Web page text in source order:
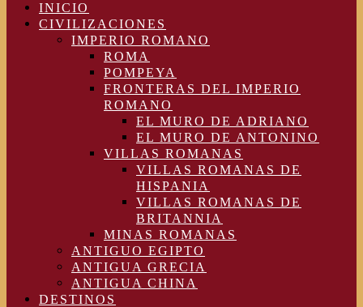
INICIO
CIVILIZACIONES
IMPERIO ROMANO
ROMA
POMPEYA
FRONTERAS DEL IMPERIO
ROMANO
EL MURO DE ADRIANO
EL MURO DE ANTONINO
VILLAS ROMANAS
VILLAS ROMANAS DE
HISPANIA
VILLAS ROMANAS DE
BRITANNIA
MINAS ROMANAS
ANTIGUO EGIPTO
ANTIGUA GRECIA
ANTIGUA CHINA
DESTINOS